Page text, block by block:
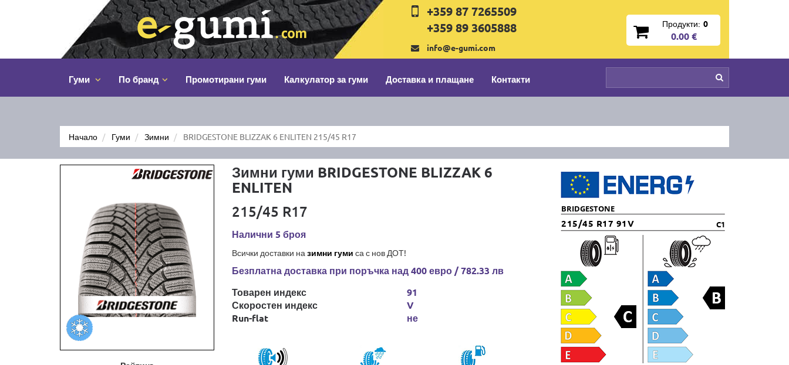
+359 87 7265509
+359 89 3605888
info@e-gumi.com
Продукти: 0
0.00 €
Гуми По бранд Промотирани гуми Калкулатор за гуми Доставка и плащане Контакти
Начало Гуми Зимни BRIDGESTONE BLIZZAK 6 ENLITEN 215/45 R17
Зимни гуми BRIDGESTONE BLIZZAK 6
ENLITEN
215/45 R17
Налични 5 броя
Всички доставки на зимни гуми са с нов ДОТ!
Безплатна доставка при поръчка над 400 евро / 782.33 лв
Товарен индекс
Скоростен индекс
Run-flat
91
V
не
BRIDGESTONE
215/45 R17 91V C1